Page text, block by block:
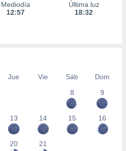
Mediodía
12:57
Última luz
18:32
Jue Vie Sáb
Dom
8
9
13 14 15 16
20 21